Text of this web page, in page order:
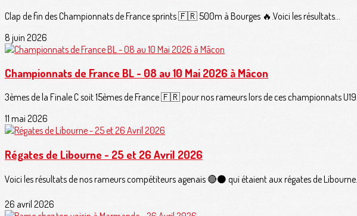
Clap de fin des Championnats de France sprints 🇫🇷 500m à Bourges 🔥.Voici les résultats...
8 juin 2026
Championnats de France BL - 08 au 10 Mai 2026 à Mâcon
3èmes de la Finale C soit 15èmes de France 🇫🇷 pour nos rameurs lors de ces championnats
11 mai 2026
Régates de Libourne - 25 et 26 Avril 2026
Voici les résultats de nos rameurs compétiteurs agenais 🔴⚫️ qui étaient aux régates de Libourne...
26 avril 2026